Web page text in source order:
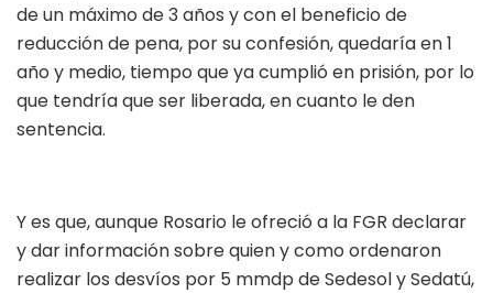
de un máximo de 3 años y con el beneficio de
reducción de pena, por su confesión, quedaría en 1
año y medio, tiempo que ya cumplió en prisión, por lo
que tendría que ser liberada, en cuanto le den
sentencia.
Y es que, aunque Rosario le ofreció a la FGR declarar
y dar información sobre quien y como ordenaron
realizar los desvíos por 5 mmdp de Sedesol y Sedatú,